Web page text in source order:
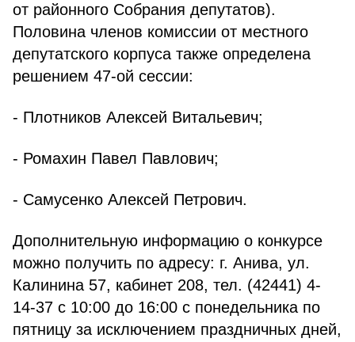
от районного Собрания депутатов).
Половина членов комиссии от местного
депутатского корпуса также определена
решением 47-ой сессии:
- Плотников Алексей Витальевич;
- Ромахин Павел Павлович;
- Самусенко Алексей Петрович.
Дополнительную информацию о конкурсе
можно получить по адресу: г. Анива, ул.
Калинина 57, кабинет 208, тел. (42441) 4-
14-37 с 10:00 до 16:00 с понедельника по
пятницу за исключением праздничных дней,